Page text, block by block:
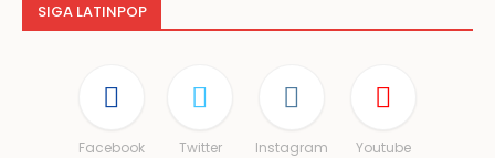
SIGA LATINPOP
Facebook Twitter Instagram Youtube